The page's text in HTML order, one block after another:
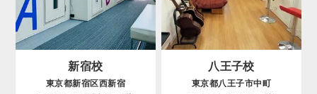
新宿校
東京都新宿区西新宿
八王子校
東京都八王子市中町